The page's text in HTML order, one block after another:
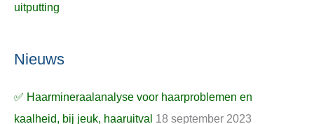
uitputting
Nieuws
✅ Haarmineraalanalyse voor haarproblemen en
kaalheid, bij jeuk, haaruitval 18 september 2023